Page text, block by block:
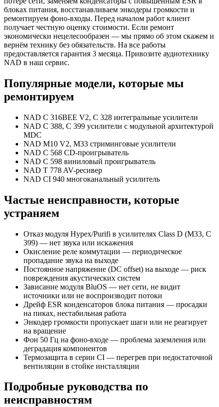
блоках питания, восстанавливаем энкодеры громкости и
ремонтируем фоно-входы. Перед началом работ клиент
получает честную оценку стоимости. Если ремонт
экономически нецелесообразен — мы прямо об этом скажем и
вернём технику без обязательств. На все работы
предоставляется гарантия 3 месяца. Привозите аудиотехнику
NAD в наш сервис.
Популярные модели, которые мы
ремонтируем
NAD C 316BEE V2, C 328 интегральные усилители
NAD C 388, C 399 усилители с модульной архитектурой
MDC
NAD M10 V2, M33 стриминговые усилители
NAD C 568 CD-проигрыватель
NAD C 598 виниловый проигрыватель
NAD T 778 AV-ресивер
NAD CI 940 многоканальный усилитель
Частые неисправности, которые
устраняем
Отказ модуля Hypex/Purifi в усилителях Class D (M33, C
399) — нет звука или искажения
Окисление реле коммутации — периодическое
пропадание звука на выходе
Постоянное напряжение (DC offset) на выходе — риск
повреждения акустических систем
Зависание модуля BluOS — нет сети, не видит
источники или не воспроизводит потоки
Дрейф ESR конденсаторов блока питания — просадки
на пиках, нестабильная работа
Энкодер громкости пропускает шаги или не реагирует
на вращение
Фон 50 Гц на фоно-входе — проблема заземления или
деградация компонентов
Термозащита в серии CI — перегрев при недостаточной
вентиляции в стойке инсталляции
Подробные руководства по
неисправностям